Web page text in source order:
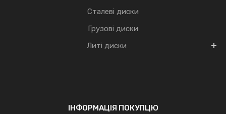
Сталеві диски
Грузові диски
Литі диски
ІНФОРМАЦІЯ ПОКУПЦЮ